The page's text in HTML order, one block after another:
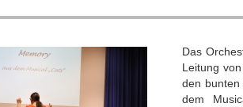
Das
Leitung
den bunten
dem